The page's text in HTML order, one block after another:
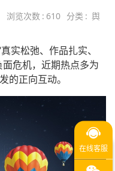
浏览次数 : 610 分类 : 舆
实松弛、作品扎实、
危机，近期热点多为
的正向互动。